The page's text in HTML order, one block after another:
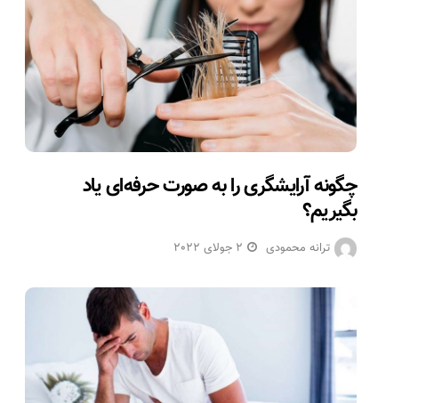
چگونه آرایشگری را به صورت حرفه‌ای یاد
بگیریم؟
ترانه محمودی 2 جولای 2022